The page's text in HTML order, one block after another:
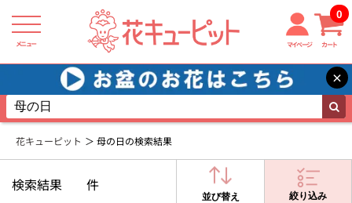
メニュー マイページ カート
0
×
花キューピット 母の日の検索結果
検索結果 件
並び替え 絞り込み